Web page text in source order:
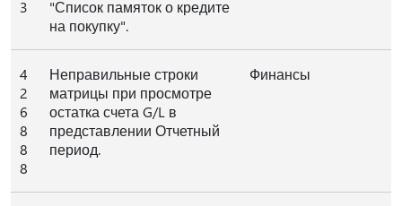
3
"Список памяток о кредите
на покупку".
4
2
6
8
8
8
Неправильные строки
матрицы при просмотре
остатка счета G/L в
представлении Отчетный
период.
Финансы